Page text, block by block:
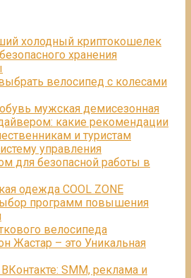
холодный криптокошелек
хранения
велосипед с колесами
мужская демисезонная
какие рекомендации
и туристам
управления
для безопасной работы в
одежда COOL ZONE
программ повышения
велосипеда
Жастар – это Уникальная
SMM, реклама и